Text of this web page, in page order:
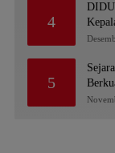
4
dan
5